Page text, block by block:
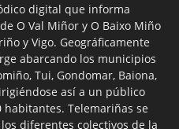
digital que informa
O Val Miñor y O Baixo Miño
y Vigo. Geográficamente
abarcando los municipios
Tui, Gondomar, Baiona,
así a un público
Telemariñas se
diferentes colectivos de la